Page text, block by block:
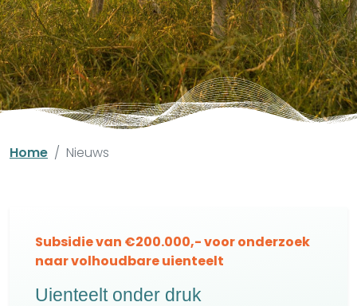
Home Nieuws
Subsidie van €200.000,- voor onderzoek
naar volhoudbare uienteelt
Uienteelt onder druk